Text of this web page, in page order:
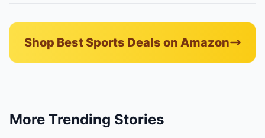
Shop Best Sports Deals on Amazon
More Trending Stories